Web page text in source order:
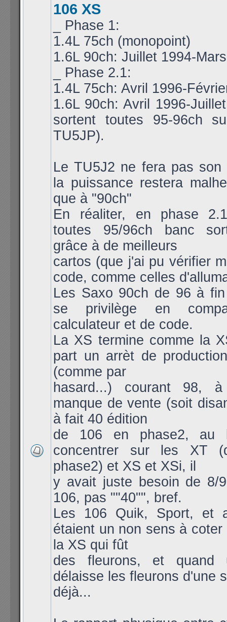
106 XS
_ Phase 1:
1.4L 75ch (monopoint)
1.6L 90ch: Juillet 1994-
_ Phase 2.1:
1.4L 75ch: Avril 1996-
1.6L 90ch: Avril 1996-
sortent toutes 95-96ch
TU5JP).
Le TU5J2 ne fera pas son
la puissance restera
que à "90ch"
En réaliter, en phase
toutes 95/96ch banc
grâce à de meilleurs
cartos (que j'ai pu vérifier
code, comme celles
Les Saxo 90ch de 96 à
se privilège en
calculateur et de code.
La XS termine comme la
part un arrèt de
(comme par
hasard...) courant 98,
manque de vente (soit
à fait 40 édition
de 106 en phase2, au
concentrer sur les XT
phase2) et XS et XSi, il
y avait juste besoin de 8/
106, pas ""40"", bref.
Les 106 Quik, Sport, et
étaient un non sens à
la XS qui fût
des fleurons, et quand
délaisse les fleurons d'une
déjà...